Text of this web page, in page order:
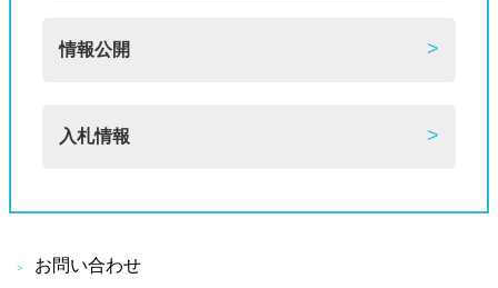
情報公開
入札情報
お問い合わせ